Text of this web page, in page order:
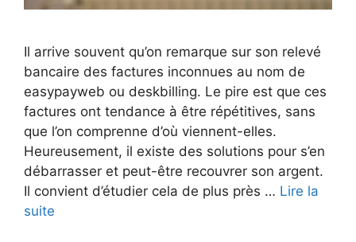
Il arrive souvent qu’on remarque sur son relevé
bancaire des factures inconnues au nom de
easypayweb ou deskbilling. Le pire est que ces
factures ont tendance à être répétitives, sans
que l’on comprenne d’où viennent-elles.
Heureusement, il existe des solutions pour s’en
débarrasser et peut-être recouvrer son argent.
Il convient d’étudier cela de plus près … Lire la
suite